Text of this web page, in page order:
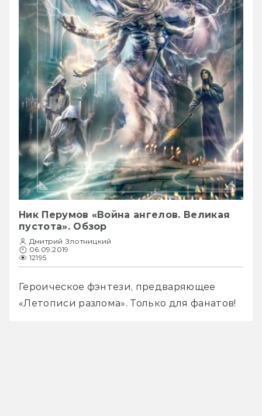
Ник Перумов «Война ангелов. Великая
пустота». Обзор
Дмитрий Злотницкий
06.09.2019
12195
Героическое фэнтези, предваряющее
«Летописи разлома». Только для фанатов!